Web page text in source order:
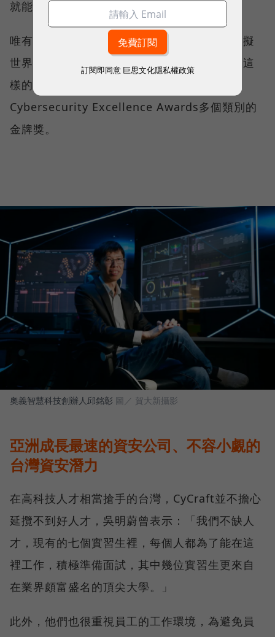
就能提前預警。
唯有不斷的成長與主動出擊，才能讓橫行於虛擬
世界的駭客威脅，真正「視」可而止，正因為這
樣的想法，CyCraft也一舉摘下2020
Cybersecurity Excellence Awards多個類別的
金牌獎。
奧義智慧科技創辦人邱銘彰 圖／ 賀大新攝影
亞洲成長最速的資安公司、不容小覷的
台灣資安潛力
在高科技人才相當搶手的台灣，CyCraft並不擔心
延攬不到好人才，吳明蔚曾表示：「我們不缺人
才，現有的七個實習生裡，每個人都為了能在這
裡工作，積極準備面試，其中幾位實習生更來自
在業界頗富盛名的頂尖大學。」
此外，他們也很重視員工的工作環境，為避免員
訂閱即同意 巨思文化隱私權政策